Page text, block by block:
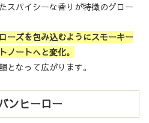
スパイシーな香りが特徴のグロー
ーズを包み込むようにスモーキー
ノートへと変化。
となって広がります。
ンヒーロー